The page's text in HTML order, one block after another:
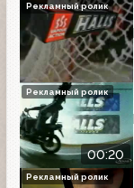
Рекламный ролик
00:20
Рекламный ролик
Рекламный ролик